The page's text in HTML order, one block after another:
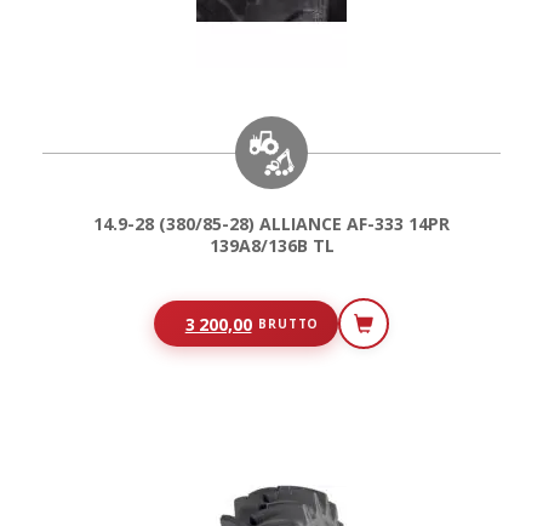
14.9-28 (380/85-28) ALLIANCE AF-333 14PR
139A8/136B TL
3 200,00 BRUTTO